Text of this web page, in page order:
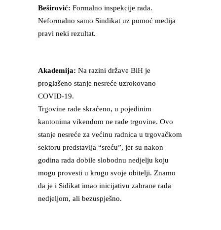
Beširović: Formalno inspekcije rada.
Neformalno samo Sindikat uz pomoć medija
pravi neki rezultat.
Akademija: Na razini države BiH je
proglašeno stanje nesreće uzrokovano
COVID-19.
Trgovine rade skraćeno, u pojedinim
kantonima vikendom ne rade trgovine. Ovo
stanje nesreće za većinu radnica u trgovačkom
sektoru predstavlja “sreću”, jer su nakon
godina rada dobile slobodnu nedjelju koju
mogu provesti u krugu svoje obitelji. Znamo
da je i Sidikat imao inicijativu zabrane rada
nedjeljom, ali bezuspješno.